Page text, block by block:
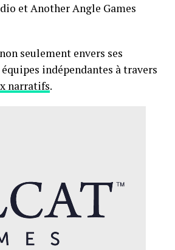
et Another Angle Games
seulement envers ses
indépendantes à travers
narratifs.